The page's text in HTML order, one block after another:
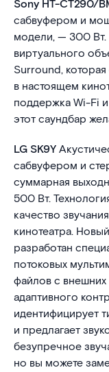
Sony HT-CT290/
сабвуфером и
модели, — 300 Вт.
виртуального
Surround,
в настоящем
поддержка Wi-Fi
этот саундбар
LG SK9Y
сабвуфером и
суммарная
500 Вт.
качество
кинотеатра.
разработан
потоковых
файлов с внешних
адаптивного
идентифицирует
и предлагает
безупречное
но вы можете